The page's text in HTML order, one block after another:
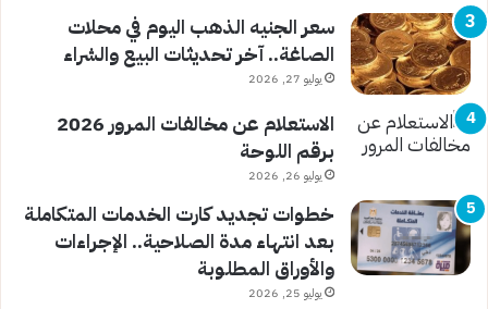
سعر الجنيه الذهب اليوم في محلات
الصاغة.. آخر تحديثات البيع والشراء
يوليو 27, 2026
الاستعلام عن مخالفات المرور 2026
برقم اللوحة
يوليو 26, 2026
خطوات تجديد كارت الخدمات المتكاملة
بعد انتهاء مدة الصلاحية.. الإجراءات
والأوراق المطلوبة
يوليو 25, 2026